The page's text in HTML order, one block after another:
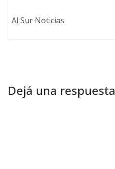
Al Sur Noticias
Dejá una respuesta